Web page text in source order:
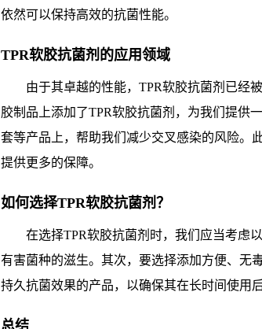
依然可以保持高效的抗菌性能。
TPR软胶抗菌剂的应用领域
由于其卓越的性能，TPR软胶抗菌剂已经
胶制品上添加了TPR软胶抗菌剂，为我们提供
套等产品上，帮助我们减少交叉感染的风险。
提供更多的保障。
如何选择TPR软胶抗菌剂？
在选择TPR软胶抗菌剂时，我们应当考虑
有害菌种的滋生。其次，要选择添加方便、无
持久抗菌效果的产品，以确保其在长时间使用
总结